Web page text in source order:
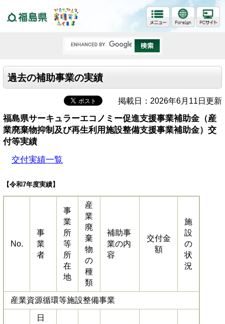
過去の補助事業の実績
掲載日：2026年6月11日更新
福島県サーキュラーエコノミー促進支援事業補助金（産
業廃棄物抑制及び再生利用施設整備支援事業補助金）交
付等実績
交付実績一覧
【令和7年度実績】
No.
事
業
者
事
業
所
等
所
在
地
産
業
廃
棄
物
の
種
類
補助事
業の内
容
交付金
額
施
設
の
状
況
産業資源循環等施設整備事業
日